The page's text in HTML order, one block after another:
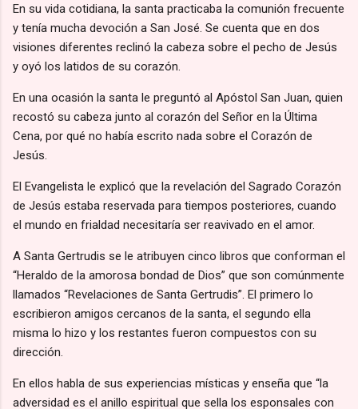
En su vida cotidiana, la santa practicaba la comunión frecuente
y tenía mucha devoción a San José. Se cuenta que en dos
visiones diferentes reclinó la cabeza sobre el pecho de Jesús
y oyó los latidos de su corazón.
En una ocasión la santa le preguntó al Apóstol San Juan, quien
recostó su cabeza junto al corazón del Señor en la Última
Cena, por qué no había escrito nada sobre el Corazón de
Jesús.
El Evangelista le explicó que la revelación del Sagrado Corazón
de Jesús estaba reservada para tiempos posteriores, cuando
el mundo en frialdad necesitaría ser reavivado en el amor.
A Santa Gertrudis se le atribuyen cinco libros que conforman el
“Heraldo de la amorosa bondad de Dios” que son comúnmente
llamados “Revelaciones de Santa Gertrudis”. El primero lo
escribieron amigos cercanos de la santa, el segundo ella
misma lo hizo y los restantes fueron compuestos con su
dirección.
En ellos habla de sus experiencias místicas y enseña que “la
adversidad es el anillo espiritual que sella los esponsales con